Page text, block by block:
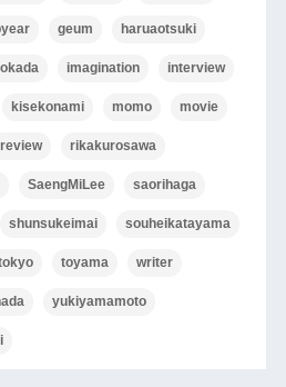
geum haruaotsuki
imagination interview
kisekonami momo movie
review rikakurosawa
SaengMiLee saorihaga
shunsukeimai souheikatayama
toyama writer
yukiyamamoto